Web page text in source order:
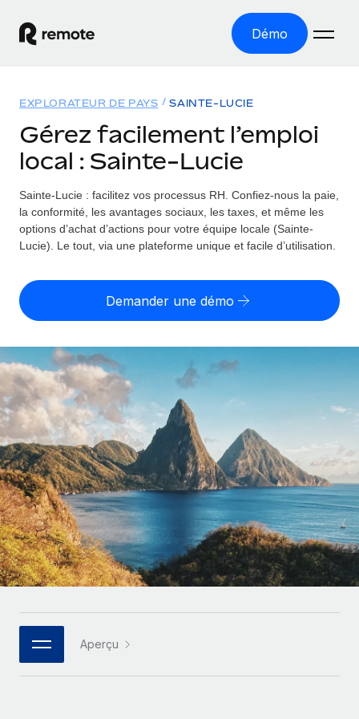
Démo
EMPLOI À L’INTERNATIONAL
Paie multipays
Gérez la paie facilement et en toute conformité
Employer of record
entités
Gestion des freelances
Intégrez et gérez vos freelances partout dans le monde
PEO
Sous-traitez les opérations complexes liées à l’emploi
INFRASTRUCTURE
Intégration Remote
Intégrez vos RH aux flux de travail en toute simplicité
Plateforme
Des fonctions RH clés intégrées pour votre équipe
Connectez n'importe quel outil d’IA à Remote grâce à
notre MCP
Solutions
COUVERTURE MONDIALE
Explorateur de pays
Toutes les informations sur l’emploi à l’international,
Explorateur des États-Unis (par État)
Simplifiez l’embauche à travers les différents États des
Comparer Remote
Examinez notre service par rapport aux autres
CROISSANCE
Start-ups
Des solutions agiles et internationales pour les RH et la
paie des entreprises en pleine croissance
Entreprises intermédiaires
Développez vos équipes avec des solutions RH sur
mesure
Entreprise
Les RH à l’international pour les grandes entreprises
Ressources
OUTILS & CALCULATEURS
Évaluez le risque de requalification de contrat par pays
Calculez le coût total des employés dans n’importe quel
pays
Calculateur de paiement des freelances
Découvrez les devises disponibles et les vitesses de
paiement pour vos freelances internationaux
APPRENDRE AVEC REMOTE
Recherche et guides
Études de cas
Checklists et modèles
Descriptions de postes
Tarification
English
Nederlands
Français
Deutsch
Español
Italiano
Português (Portugal)
日本語
한국어
Connexion
EXPLORATEUR DE PAYS SAINTE-LUCIE
Gérez facilement l’emploi
local : Sainte-Lucie
Sainte-Lucie : facilitez vos processus RH. Confiez-nous la paie,
la conformité, les avantages sociaux, les taxes, et même les
options d’achat d’actions pour votre équipe locale (Sainte-
Lucie). Le tout, via une plateforme unique et facile d’utilisation.
Demander une démo
Aperçu